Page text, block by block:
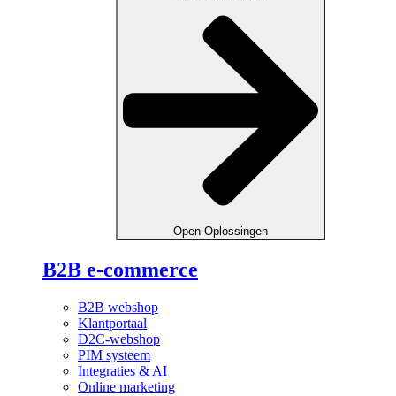
Open Oplossingen
B2B e-commerce
B2B webshop
Klantportaal
D2C-webshop
PIM systeem
Integraties & AI
Online marketing